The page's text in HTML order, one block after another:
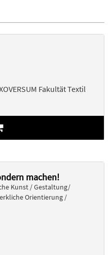
Fakultät Textil
machen!
Kunst / Gestaltung/
Orientierung /